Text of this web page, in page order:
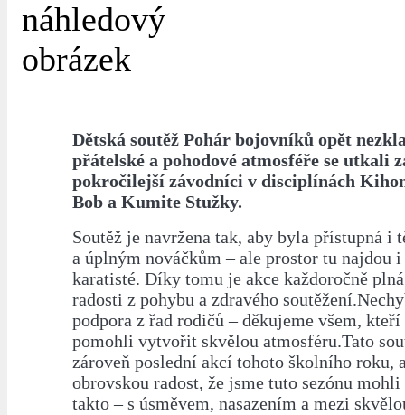
Dětská soutěž Pohár bojovníků opět
přátelské a pohodové atmosféře se utkali
pokročilejší závodníci v disciplínách
Bob a Kumite Stužky.
Soutěž je navržena tak, aby byla přístupná i
a úplným nováčkům – ale prostor tu najdou
karatisté. Díky tomu je akce každoročně
radosti z pohybu a zdravého
podpora z řad rodičů – děkujeme všem,
pomohli vytvořit skvělou atmosféru.Tato
zároveň poslední akcí tohoto školního roku,
obrovskou radost, že jsme tuto sezónu
takto – s úsměvem, nasazením a mezi